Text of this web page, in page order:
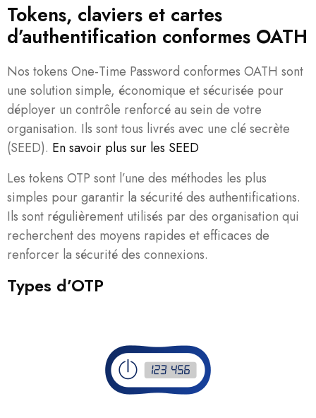
Tokens, claviers et cartes
d’authentification conformes OATH
Nos tokens One-Time Password conformes OATH sont
une solution simple, économique et sécurisée pour
déployer un contrôle renforcé au sein de votre
organisation. Ils sont tous livrés avec une clé secrète
(SEED). En savoir plus sur les SEED
Les tokens OTP sont l’une des méthodes les plus
simples pour garantir la sécurité des authentifications.
Ils sont régulièrement utilisés par des organisation qui
recherchent des moyens rapides et efficaces de
renforcer la sécurité des connexions.
Types d’OTP